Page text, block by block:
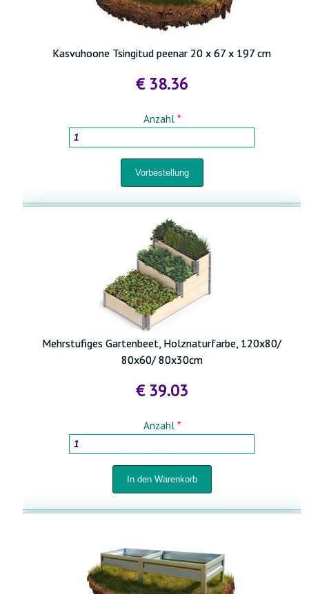
Kasvuhoone Tsingitud peenar 20 x 67 x 197 cm
€ 38.36
Anzahl *
Mehrstufiges Gartenbeet, Holznaturfarbe, 120x80/
80x60/ 80x30cm
€ 39.03
Anzahl *